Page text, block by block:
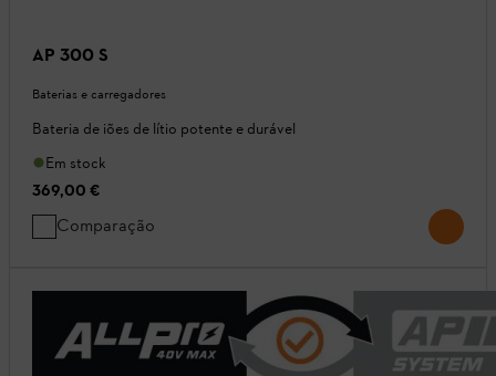
AP 300 S
Baterias e carregadores
Bateria de iões de lítio potente e durável
Em stock
369,00 €
Comparação